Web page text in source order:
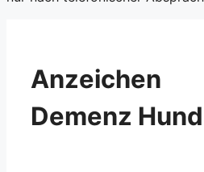
Anzeichen
Demenz Hund